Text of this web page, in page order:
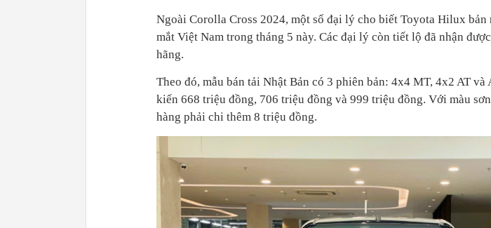
Ngoài Corolla Cross 2024, một số đại lý cho biết Toyota Hilux bản
mắt Việt Nam trong tháng 5 này. Các đại lý còn tiết lộ đã nhận
hãng.
Theo đó, mẫu bán tải Nhật Bản có 3 phiên bản: 4x4 MT, 4x2 AT và
kiến 668 triệu đồng, 706 triệu đồng và 999 triệu đồng. Với màu
hàng phải chi thêm 8 triệu đồng.